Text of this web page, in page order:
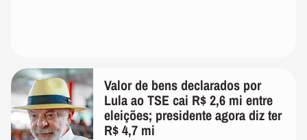
Valor de bens declarados por
Lula ao TSE cai R$ 2,6 mi entre
eleições; presidente agora diz ter
R$ 4,7 mi